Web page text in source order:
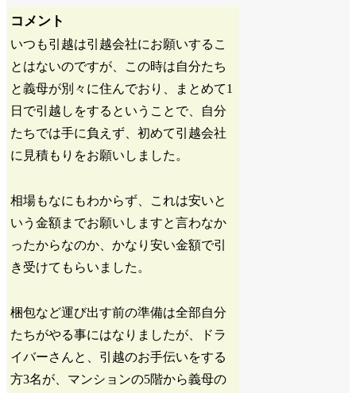
コメント
いつも引越は引越会社にお願いするこ
とはないのですが、この時は自分たち
と義母が別々に住んでおり、まとめて1
日で引越しをするということで、自分
たちでは手に負えず、初めて引越会社
に見積もりをお願いしました。
相場もなにもわからず、これは安いと
いう金額までお願いしますと言わなか
ったからなのか、かなり安い金額で引
き受けてもらいました。
梱包など運び出す前の準備は全部自分
たちがやる事にはなりましたが、ドラ
イバーさんと、引越のお手伝いをする
方3名が、マンションの5階から義母の